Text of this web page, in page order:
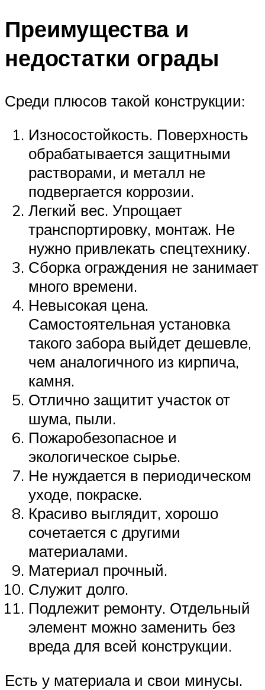
Преимущества и
недостатки ограды
Среди плюсов такой конструкции:
Износостойкость. Поверхность
обрабатывается защитными
растворами, и металл не
подвергается коррозии.
Легкий вес. Упрощает
транспортировку, монтаж. Не
нужно привлекать спецтехнику.
Сборка ограждения не занимает
много времени.
Невысокая цена.
Самостоятельная установка
такого забора выйдет дешевле,
чем аналогичного из кирпича,
камня.
Отлично защитит участок от
шума, пыли.
Пожаробезопасное и
экологическое сырье.
Не нуждается в периодическом
уходе, покраске.
Красиво выглядит, хорошо
сочетается с другими
материалами.
Материал прочный.
Служит долго.
Подлежит ремонту. Отдельный
элемент можно заменить без
вреда для всей конструкции.
Есть у материала и свои минусы.